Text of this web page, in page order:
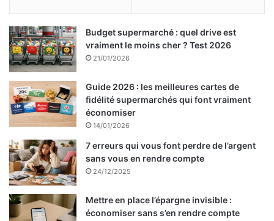
Budget supermarché : quel drive est
vraiment le moins cher ? Test 2026
21/01/2026
Guide 2026 : les meilleures cartes de
fidélité supermarchés qui font vraiment
économiser
14/01/2026
7 erreurs qui vous font perdre de l’argent
sans vous en rendre compte
24/12/2025
Mettre en place l’épargne invisible :
économiser sans s’en rendre compte